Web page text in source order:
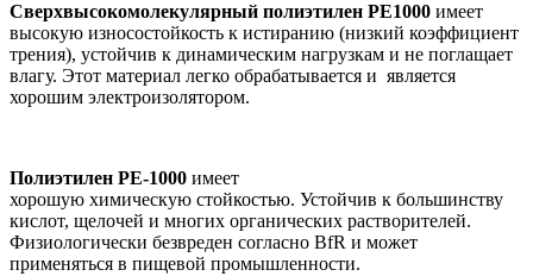
Сверхвысокомолекулярный полиэтилен PE1000 имеет
высокую износостойкость к истиранию (низкий коэффициент
трения), устойчив к динамическим нагрузкам и не поглащает
влагу. Этот материал легко обрабатывается и является
хорошим электроизолятором.
Полиэтилен PE-1000 имеет
хорошую химическую стойкостью. Устойчив к большинству
кислот, щелочей и многих органических растворителей.
Физиологически безвреден согласно BfR и может
применяться в пищевой промышленности.